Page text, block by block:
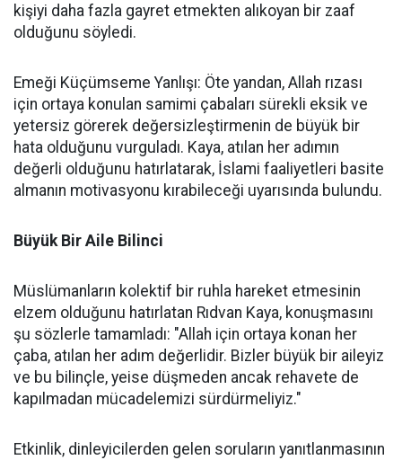
kişiyi daha fazla gayret etmekten alıkoyan bir zaaf
olduğunu söyledi.
Emeği Küçümseme Yanlışı: Öte yandan, Allah rızası
için ortaya konulan samimi çabaları sürekli eksik ve
yetersiz görerek değersizleştirmenin de büyük bir
hata olduğunu vurguladı. Kaya, atılan her adımın
değerli olduğunu hatırlatarak, İslami faaliyetleri basite
almanın motivasyonu kırabileceği uyarısında bulundu.
Büyük Bir Aile Bilinci
Müslümanların kolektif bir ruhla hareket etmesinin
elzem olduğunu hatırlatan Rıdvan Kaya, konuşmasını
şu sözlerle tamamladı: "Allah için ortaya konan her
çaba, atılan her adım değerlidir. Bizler büyük bir aileyiz
ve bu bilinçle, yeise düşmeden ancak rehavete de
kapılmadan mücadelemizi sürdürmeliyiz."
Etkinlik, dinleyicilerden gelen soruların yanıtlanmasının